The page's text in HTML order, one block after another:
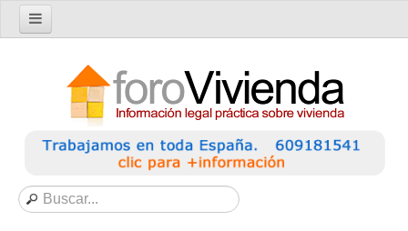
Nuevo tema
Buscar en el foro
Categorías
Temas recientes